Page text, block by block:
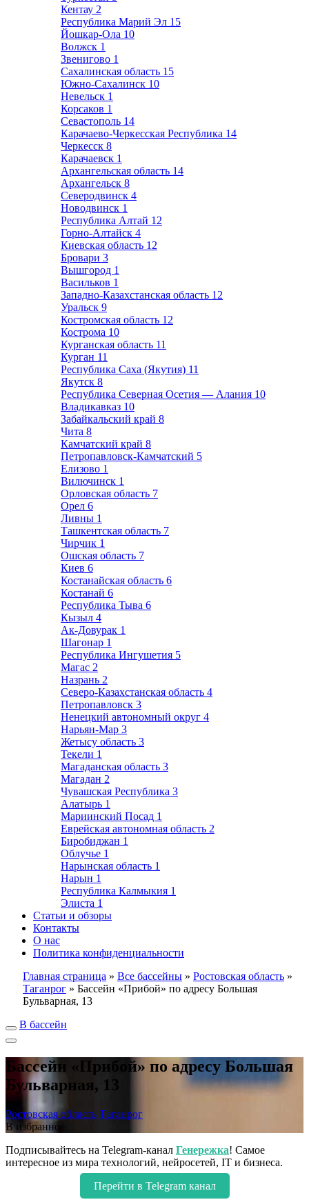
Кентау 2
Республика Марий Эл 15
Йошкар-Ола 10
Волжск 1
Звенигово 1
Сахалинская область 15
Южно-Сахалинск 10
Невельск 1
Корсаков 1
Севастополь 14
Карачаево-Черкесская Республика 14
Черкесск 8
Карачаевск 1
Архангельская область 14
Архангельск 8
Северодвинск 4
Новодвинск 1
Республика Алтай 12
Горно-Алтайск 4
Киевская область 12
Бровари 3
Вышгород 1
Васильков 1
Западно-Казахстанская область 12
Уральск 9
Костромская область 12
Кострома 10
Курганская область 11
Курган 11
Республика Саха (Якутия) 11
Якутск 8
Республика Северная Осетия — Алания 10
Владикавказ 10
Забайкальский край 8
Чита 8
Камчатский край 8
Петропавловск-Камчатский 5
Елизово 1
Вилючинск 1
Орловская область 7
Орел 6
Ливны 1
Ташкентская область 7
Чирчик 1
Ошская область 7
Киев 6
Костанайская область 6
Костанай 6
Республика Тыва 6
Кызыл 4
Ак-Довурак 1
Шагонар 1
Республика Ингушетия 5
Магас 2
Назрань 2
Северо-Казахстанская область 4
Петропавловск 3
Ненецкий автономный округ 4
Нарьян-Мар 3
Жетысу область 3
Текели 1
Магаданская область 3
Магадан 2
Чувашская Республика 3
Алатырь 1
Мариинский Посад 1
Еврейская автономная область 2
Биробиджан 1
Облучье 1
Нарынская область 1
Нарын 1
Республика Калмыкия 1
Элиста 1
Статьи и обзоры
Контакты
О нас
Политика конфиденциальности
Главная страница » Все бассейны » Ростовская область »
Таганрог » Бассейн «Прибой» по адресу Большая
Бульварная, 13
В бассейн
Бассейн «Прибой» по адресу Большая
Бульварная, 13
Ростовская область Таганрог
В избранное
Подписывайтесь на Telegram-канал Генережка! Самое
интересное из мира технологий, нейросетей, IT и бизнеса.
Перейти в Telegram канал